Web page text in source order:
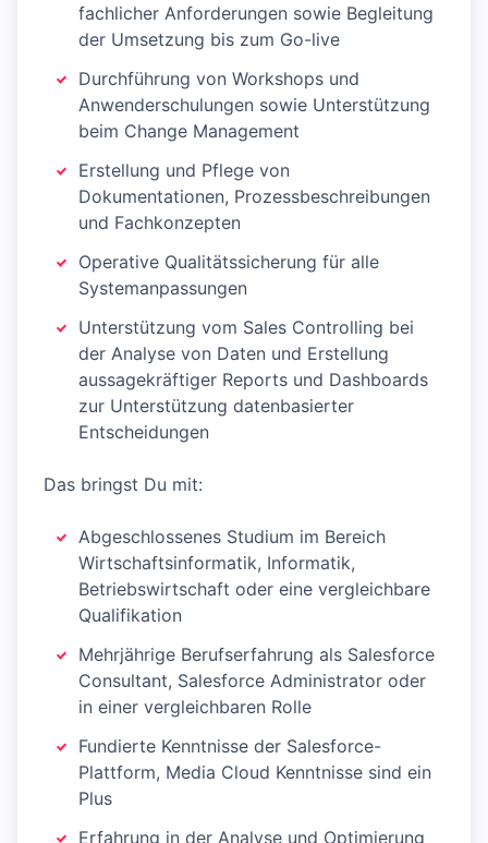
fachlicher Anforderungen sowie Begleitung
der Umsetzung bis zum Go-live
Durchführung von Workshops und
Anwenderschulungen sowie Unterstützung
beim Change Management
Erstellung und Pflege von
Dokumentationen, Prozessbeschreibungen
und Fachkonzepten
Operative Qualitätssicherung für alle
Systemanpassungen
Unterstützung vom Sales Controlling bei
der Analyse von Daten und Erstellung
aussagekräftiger Reports und Dashboards
zur Unterstützung datenbasierter
Entscheidungen
Das bringst Du mit:
Abgeschlossenes Studium im Bereich
Wirtschaftsinformatik, Informatik,
Betriebswirtschaft oder eine vergleichbare
Qualifikation
Mehrjährige Berufserfahrung als Salesforce
Consultant, Salesforce Administrator oder
in einer vergleichbaren Rolle
Fundierte Kenntnisse der Salesforce-
Plattform, Media Cloud Kenntnisse sind ein
Plus
Erfahrung in der Analyse und Optimierung